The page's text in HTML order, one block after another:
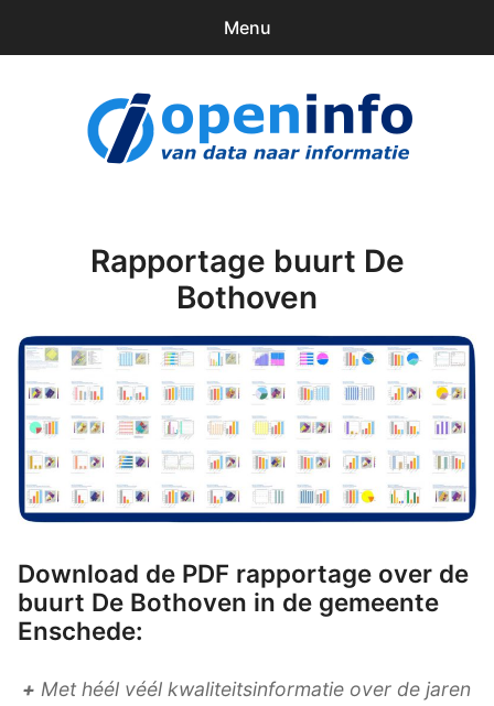
Menu
Downloads
Rapportage buurt De
Bothoven
Download de PDF rapportage over de
buurt De Bothoven in de gemeente
Enschede:
+ Met héél véél kwaliteitsinformatie over de jaren